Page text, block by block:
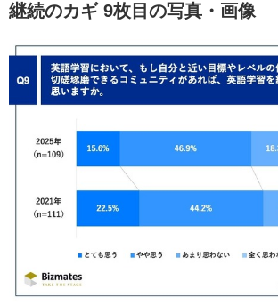
継続のカギ 9枚目の写真・画像